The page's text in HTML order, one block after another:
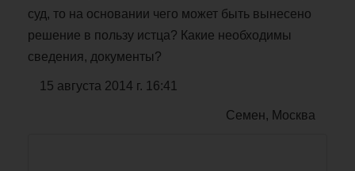
суд, то на основании чего может быть вынесено
решение в пользу истца? Какие необходимы
сведения, документы?
15 августа 2014 г. 16:41
Семен, Москва